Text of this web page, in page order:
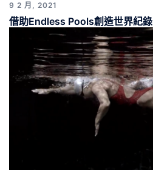
9 2 月, 2021
借助Endless Pools創造世界紀錄